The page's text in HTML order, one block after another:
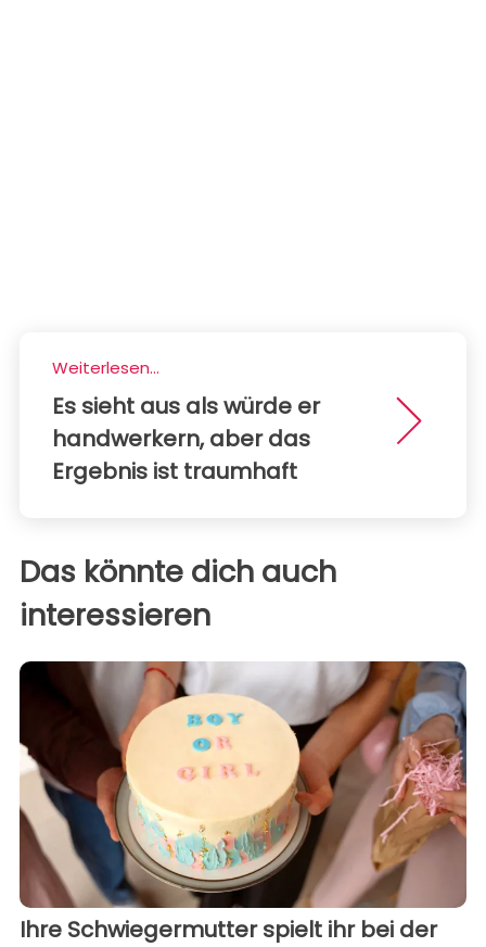
Weiterlesen...
Es sieht aus als würde er
handwerkern, aber das
Ergebnis ist traumhaft
Das könnte dich auch
interessieren
Ihre Schwiegermutter spielt ihr bei der